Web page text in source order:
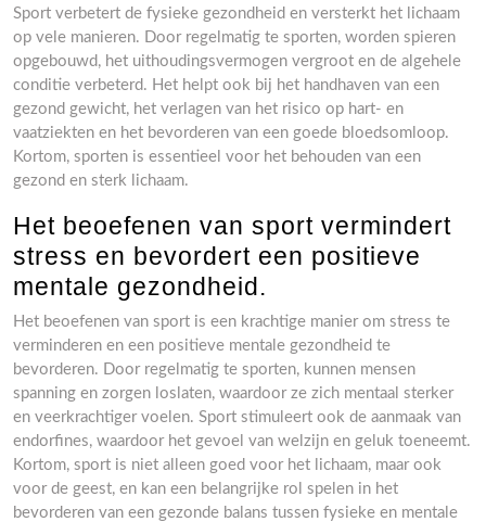
Sport verbetert de fysieke gezondheid en versterkt het lichaam
op vele manieren. Door regelmatig te sporten, worden spieren
opgebouwd, het uithoudingsvermogen vergroot en de algehele
conditie verbeterd. Het helpt ook bij het handhaven van een
gezond gewicht, het verlagen van het risico op hart- en
vaatziekten en het bevorderen van een goede bloedsomloop.
Kortom, sporten is essentieel voor het behouden van een
gezond en sterk lichaam.
Het beoefenen van sport vermindert
stress en bevordert een positieve
mentale gezondheid.
Het beoefenen van sport is een krachtige manier om stress te
verminderen en een positieve mentale gezondheid te
bevorderen. Door regelmatig te sporten, kunnen mensen
spanning en zorgen loslaten, waardoor ze zich mentaal sterker
en veerkrachtiger voelen. Sport stimuleert ook de aanmaak van
endorfines, waardoor het gevoel van welzijn en geluk toeneemt.
Kortom, sport is niet alleen goed voor het lichaam, maar ook
voor de geest, en kan een belangrijke rol spelen in het
bevorderen van een gezonde balans tussen fysieke en mentale